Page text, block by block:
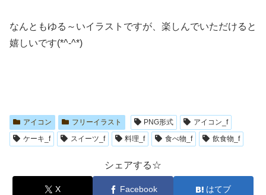
なんともゆる～いイラストですが、楽しんでいただけると
嬉しいです(*^-^*)
アイコン フリーイラスト PNG形式
アイコン_f
ケーキ_f
スイーツ_f 料理_f 食べ物_f 飲食物_f
シェアする☆
X Facebook はてブ